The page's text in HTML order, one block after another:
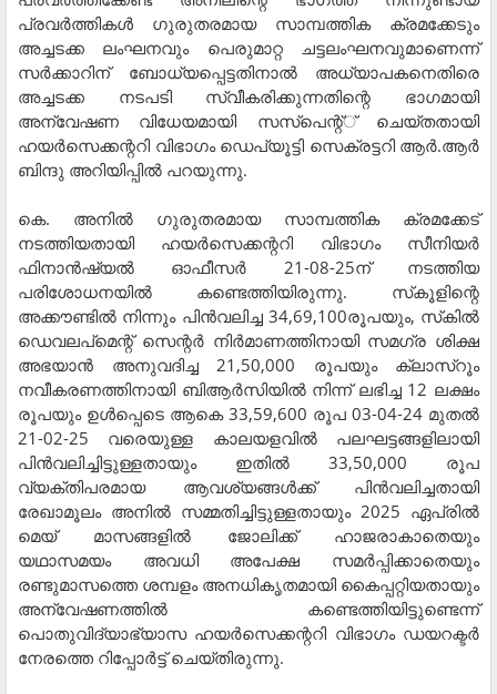
പ്രവര്‍ത്തികള്‍ ഗുരുതരമായ സാമ്പത്തിക ക്രമക്കേടും
അച്ചടക്ക ലംഘനവും പെരുമാറ്റ ചട്ടലംഘനവുമാണെന്ന്
സര്‍ക്കാറിന് ബോധ്യപ്പെട്ടതിനാല്‍ അധ്യാപകനെതിരെ
അച്ചടക്ക നടപടി സ്വീകരിക്കുന്നതിന്റെ ഭാഗമായി
അന്വേഷണ വിധേയമായി സസ്‌പെന്റ്് ചെയ്തതായി
ഹയര്‍സെക്കന്ററി വിഭാഗം ഡെപ്യൂട്ടി സെക്രട്ടറി ആര്‍.ആര്‍
ബിന്ദു അറിയിപ്പില്‍ പറയുന്നു.
കെ. അനില്‍ ഗുരുതരമായ സാമ്പത്തിക ക്രമക്കേട്
നടത്തിയതായി ഹയര്‍സെക്കന്ററി വിഭാഗം സീനിയര്‍
ഫിനാന്‍ഷ്യല്‍ ഓഫീസര്‍ 21-08-25ന് നടത്തിയ
പരിശോധനയില്‍ കണ്ടെത്തിയിരുന്നു. സ്‌കൂളിന്റെ
അക്കൗണ്ടില്‍ നിന്നും പിന്‍വലിച്ച 34,69,100രൂപയും, സ്‌കില്‍
ഡെവലപ്‌മെന്റ് സെന്റര്‍ നിര്‍മാണത്തിനായി സമഗ്ര ശിക്ഷ
അഭയാന്‍ അനുവദിച്ച 21,50,000 രൂപയും ക്ലാസ്‌റൂം
നവീകരണത്തിനായി ബിആര്‍സിയില്‍ നിന്ന് ലഭിച്ച 12 ലക്ഷം
രൂപയും ഉള്‍പ്പെടെ ആകെ 33,59,600 രൂപ 03-04-24 മുതല്‍
21-02-25 വരെയുള്ള കാലയളവില്‍ പലഘട്ടങ്ങളിലായി
പിന്‍വലിച്ചിട്ടുള്ളതായും ഇതില്‍ 33,50,000 രൂപ
വ്യക്തിപരമായ ആവശ്യങ്ങള്‍ക്ക് പിന്‍വലിച്ചതായി
രേഖാമൂലം അനില്‍ സമ്മതിച്ചിട്ടുള്ളതായും 2025 ഏപ്രില്‍
മെയ് മാസങ്ങളില്‍ ജോലിക്ക് ഹാജരാകാതെയും
യഥാസമയം അവധി അപേക്ഷ സമര്‍പ്പിക്കാതെയും
രണ്ടുമാസത്തെ ശമ്പളം അനധികൃതമായി കൈപ്പറ്റിയതായും
അന്വേഷണത്തില്‍ കണ്ടെത്തിയിട്ടുണ്ടെന്ന്
പൊതുവിദ്യാഭ്യാസ ഹയര്‍സെക്കന്ററി വിഭാഗം ഡയറക്ടര്‍
നേരത്തെ റിപ്പോര്‍ട്ട് ചെയ്തിരുന്നു.